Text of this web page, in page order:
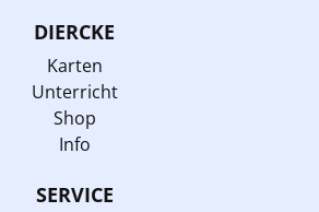
DIERCKE
Karten
Unterricht
Shop
Info
SERVICE